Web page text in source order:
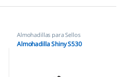
Almohadillas para Sellos
Automáticos ,Almohadillas Shiny
Almohadilla Shiny S530